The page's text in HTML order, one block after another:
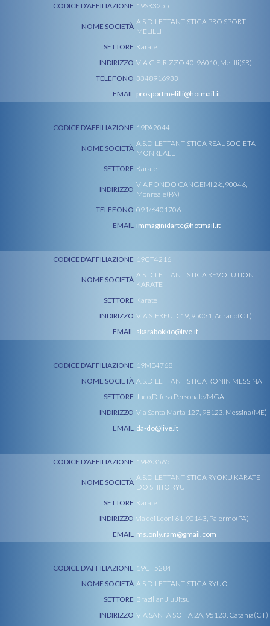
CODICE D'AFFILIAZIONE 19SR3255
NOME SOCIETÀ
A.S.DILETTANTISTICA PRO SPORT
MELILLI
SETTORE Karate
INDIRIZZO VIA G.E. RIZZO 40, 96010, Melilli(SR)
TELEFONO 3348916933
EMAIL prosportmelilli@hotmail.it
CODICE D'AFFILIAZIONE 19PA2044
NOME SOCIETÀ
A.S.DILETTANTISTICA REAL SOCIETA'
MONREALE
SETTORE Karate
INDIRIZZO
VIA FONDO CANGEMI 2/c, 90046,
Monreale(PA)
TELEFONO 091/6401706
EMAIL immaginidarte@hotmail.it
CODICE D'AFFILIAZIONE 19CT4216
NOME SOCIETÀ
A.S.DILETTANTISTICA REVOLUTION
KARATE
SETTORE Karate
INDIRIZZO VIA S. FREUD 19, 95031, Adrano(CT)
EMAIL skarabokkio@live.it
CODICE D'AFFILIAZIONE 19ME4768
NOME SOCIETÀ A.S.DILETTANTISTICA RONIN MESSINA
SETTORE Judo,Difesa Personale/MGA
INDIRIZZO Via Santa Marta 127, 98123, Messina(ME)
EMAIL da-do@live.it
CODICE D'AFFILIAZIONE 19PA3565
NOME SOCIETÀ
A.S.DILETTANTISTICA RYOKU KARATE -
DO SHITO RYU
SETTORE Karate
INDIRIZZO via dei Leoni 61, 90143, Palermo(PA)
EMAIL ms.only.ram@gmail.com
CODICE D'AFFILIAZIONE 19CT5284
NOME SOCIETÀ A.S.DILETTANTISTICA RYUO
SETTORE Brazilian Jiu Jitsu
INDIRIZZO VIA SANTA SOFIA 2A, 95123, Catania(CT)